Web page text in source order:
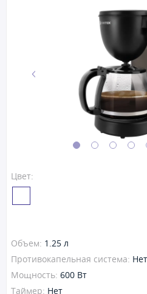
Цвет:
Объем: 1.25 л
Противокапельная система: Нет
Мощность: 600 Вт
Таймер: Нет